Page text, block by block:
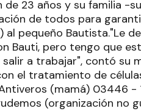
de 23 años y su familia -
de todos para
pequeño Bautista."Le
Bauti, pero tengo que
a trabajar", contó su
el tratamiento de
(mamá) 03446 -
(organización no